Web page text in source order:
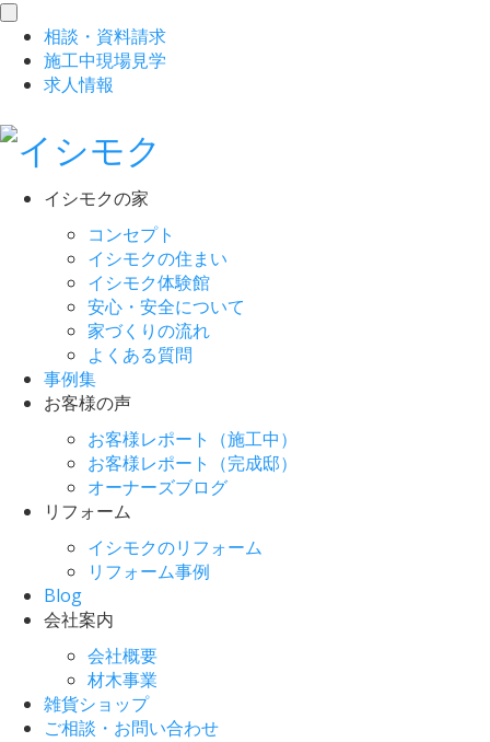
toggle
navigation
相談 ・ 資料請求
施工中現場見学
求人情報
イシモクの家
コンセプト
イシモクの住まい
イシモク体験館
安心・安全について
家づくりの流れ
よくある質問
事例集
お客様の声
お客様レポート（施工中）
お客様レポート（完成邸）
オーナーズブログ
リフォーム
イシモクのリフォーム
リフォーム事例
Blog
会社案内
会社概要
材木事業
雑貨ショップ
ご相談・お問い合わせ